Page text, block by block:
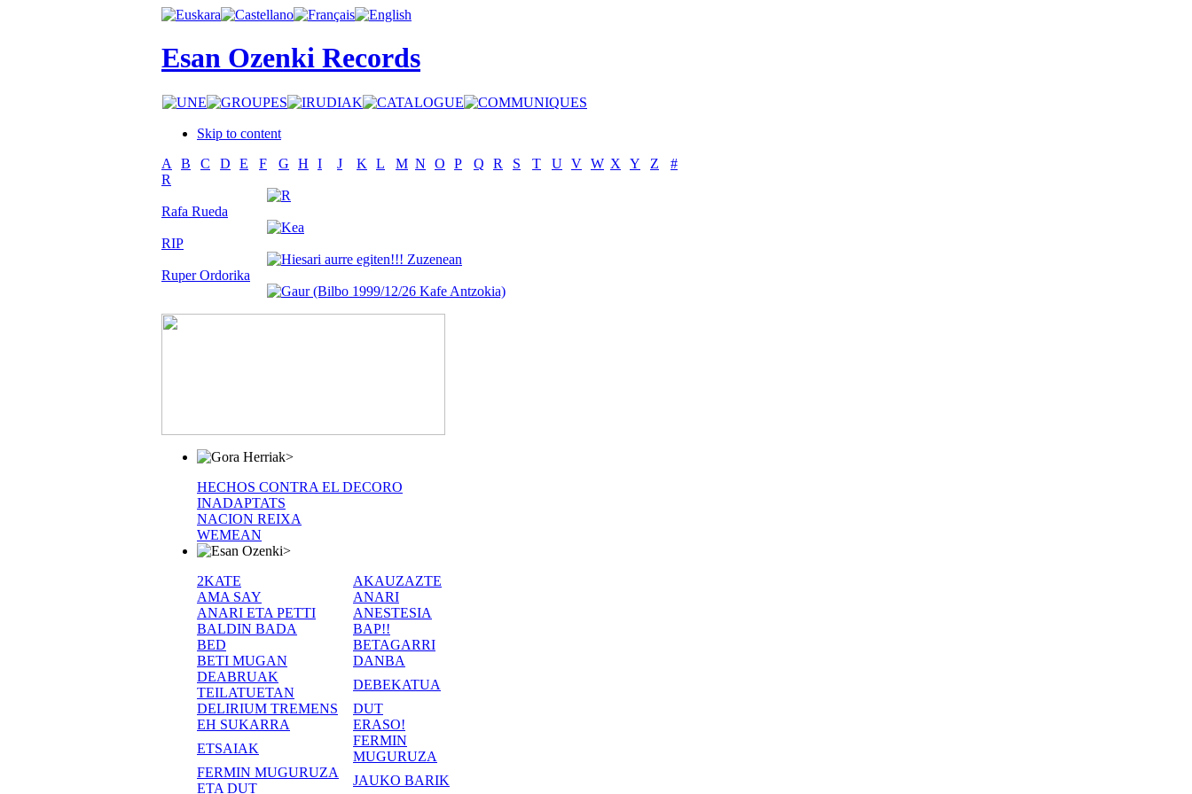
Esan Ozenki Records
Skip to content
A
B C D E F G H I J K L M N O P Q R S T U V W X Y Z
#
R
Rafa Rueda
RIP
Ruper Ordorika
>
HECHOS CONTRA EL DECORO
INADAPTATS
NACION REIXA
WEMEAN
>
2KATE
AKAUZAZTE
AMA SAY
ANARI
ANARI ETA PETTI
ANESTESIA
BALDIN BADA
BAP!!
BED
BETAGARRI
BETI MUGAN
DANBA
DEABRUAK
TEILATUETAN
DEBEKATUA
DELIRIUM TREMENS
DUT
EH SUKARRA
ERASO!
ETSAIAK
FERMIN
MUGURUZA
FERMIN MUGURUZA
ETA DUT
JAUKO BARIK